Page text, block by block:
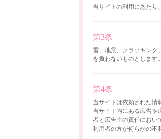
当サイトの利用にあたり
第3条
雷、地震、クラッキング
を負わないものとします。
第4条
当サイトは依頼された情
当サイト内にある広告や
者と広告主の責任におい
利用者の方が何らかの不